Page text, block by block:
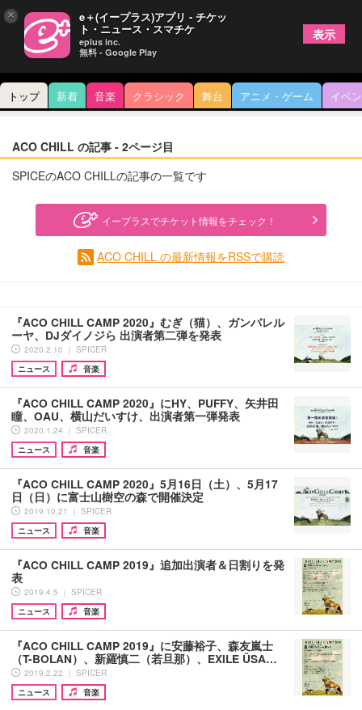
トップ 新着 音楽 クラシック 舞台 アニメ・ゲーム イベ
ACO CHILL の記事 - 2ページ目
SPICEのACO CHILLの記事の一覧です
イープラスでチケット情報をチェック！
ACO CHILL の最新情報をRSSで購読
『ACO CHiLL CAMP 2020』むぎ（猫）、ガンバレル
ーヤ、DJダイノジら 出演者第二弾を発表
2020.2.10 ｜ SPICER
ニュース
音楽
『ACO CHiLL CAMP 2020』にHY、PUFFY、矢井田
瞳、OAU、横山だいすけ、出演者第一弾発表
2020.1.24 ｜ SPICER
ニュース
音楽
『ACO CHiLL CAMP 2020』5月16日（土）、5月17
日（日）に富士山樹空の森で開催決定
2019.10.21 ｜ SPICER
ニュース
音楽
『ACO CHiLL CAMP 2019』追加出演者＆日割りを発
表
2019.4.5 ｜ SPICER
ニュース
音楽
『ACO CHiLL CAMP 2019』に安藤裕子、森友嵐士
（T-BOLAN）、新羅慎二（若旦那）、EXILE ÜSA…
2019.2.22 ｜ SPICER
ニュース
音楽
× e＋(イープラス)アプリ - チケッ
ト・ニュース・スマチケ
eplus inc.
無料 - Google Play
表示